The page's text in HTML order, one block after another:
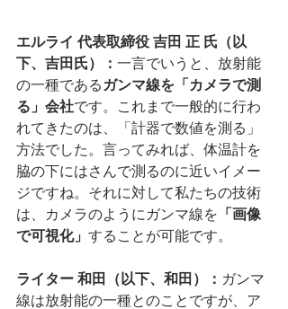
エルライ 代表取締役 吉田 正 氏（以
下、吉田氏）： 一言でいうと、放射能
の一種である ガンマ線を「カメラで測
る」会社です。これまで一般的に行わ
れてきたのは、「計器で数値を測る」
方法でした。言ってみれば、体温計を
脇の下にはさんで測るのに近いイメー
ジですね。それに対して私たちの技術
は、カメラのようにガンマ線を 「画像
で可視化」 することが可能です。
ライター 和田（以下、和田）： ガンマ
線は放射能の一種とのことですが、ア